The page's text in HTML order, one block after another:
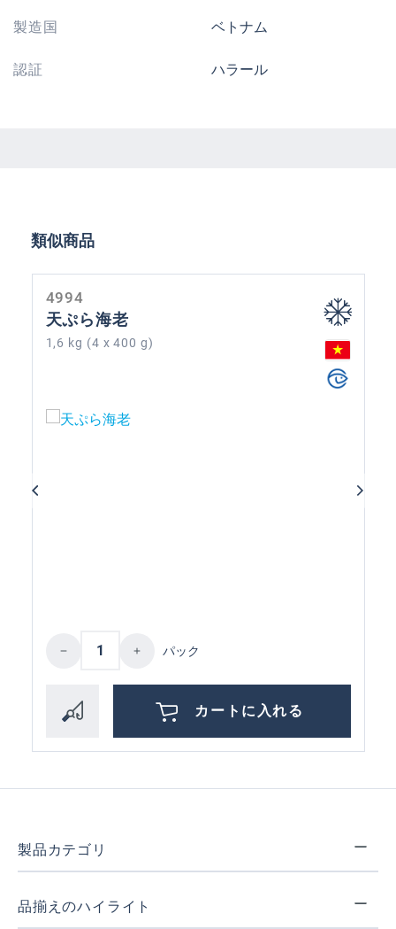
製造国 ベトナム
認証 ハラール
Skip product gallery
類似商品
4994
天ぷら海老
1,6 kg (4 x 400 g)
Product Quantity: Enter the desired
パック
カートに入れる
製品カテゴリ
品揃えのハイライト